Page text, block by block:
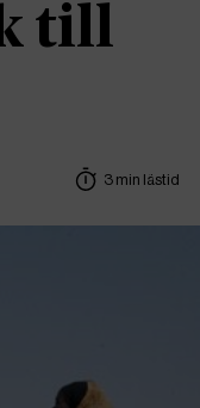
till
3 min lästid